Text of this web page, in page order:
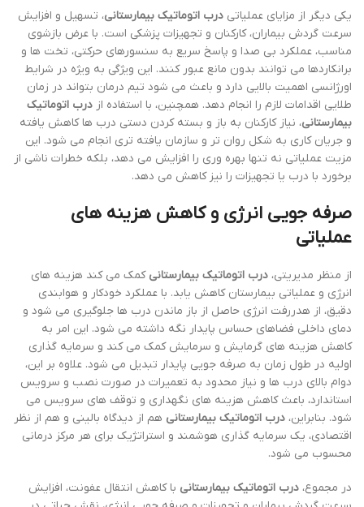
یکی دیگر از مزایای عملیاتی درب اتوماتیک بیمارستانی، تسهیل و افزایش
سرعت گردش بیماران، کارکنان و تجهیزات پزشکی است. با عرض بازشوی
مناسب، عملکرد بی صدا و پاسخ سریع به سنسورهای حرکتی، تخت ها و
برانکاردها می توانند بدون مانع عبور کنند. این ویژگی به ویژه در شرایط
اورژانسی اهمیت بالایی دارد و باعث می شود تیم درمان بتواند در زمان
طلایی اقدامات لازم را انجام دهد. همچنین، با استفاده از درب اتوماتیک
بیمارستانی، نیاز کارکنان به باز و بسته کردن دستی درب ها کاهش یافته
و جریان کاری به شکل روان تر و سازمان یافته تری انجام می شود. این
مزیت عملیاتی نه تنها بهره وری را افزایش می دهد، بلکه خطرات ناشی از
برخورد با درب یا تجهیزات را نیز کاهش می دهد.
صرفه جویی انرژی و کاهش هزینه های
عملیاتی
از منظر مدیریتی، درب اتوماتیک بیمارستانی کمک می کند هزینه های
انرژی و عملیاتی بیمارستان کاهش یابد. با عملکرد خودکار و هوابندی
دقیق، از هدررفت انرژی حاصل از باز ماندن درب ها جلوگیری می شود و
دمای داخلی فضاهای حساس پایدار نگه داشته می شود. این امر به
کاهش هزینه های گرمایش و سرمایش کمک می کند و سرمایه گذاری
اولیه در طول زمان به صرفه جویی پایدار تبدیل می شود. علاوه بر این،
دوام بالای درب ها و نیاز محدود به تعمیرات در صورت نصب و سرویس
استاندارد، باعث کاهش هزینه های نگهداری و توقف های سرویس می
شود. بنابراین، درب اتوماتیک بیمارستانی هم از دیدگاه بالینی و هم از نظر
اقتصادی، یک سرمایه گذاری هوشمند و استراتژیک برای هر مرکز درمانی
محسوب می شود.
در مجموع، درب اتوماتیک بیمارستانی با کاهش انتقال عفونت، افزایش